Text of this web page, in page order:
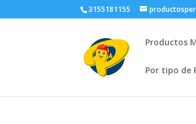
3155181155
Productos
Por tipo de